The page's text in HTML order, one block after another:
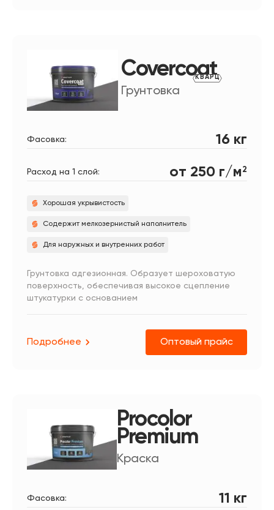
Covercoat
КВАРЦ
Грунтовка
Фасовка: 16 кг
Расход на 1 слой: от 250 г/м 2
Хорошая укрывистость
Содержит мелкозернистый наполнитель
Для наружных и внутренних работ
Грунтовка адгезионная. Образует шероховатую
поверхность, обеспечивая высокое сцепление
штукатурки с основанием
Подробнее Оптовый прайс
Procolor
Premium
Краска
Фасовка: 11 кг